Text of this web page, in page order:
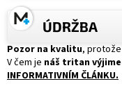
ÚDRŽBA
Pozor na kvalitu, protože
V čem je náš tritan
INFORMATIVNÍM ČLÁNKU.